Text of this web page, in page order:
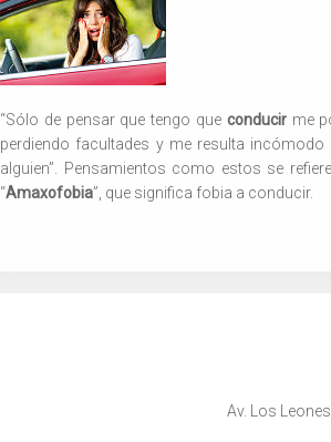
“Sólo de pensar que tengo que conducirme
perdiendo facultades y me resulta
alguien”. Pensamientos como estos se
“Amaxofobia”, que significa fobia a conducir.
Av. Los